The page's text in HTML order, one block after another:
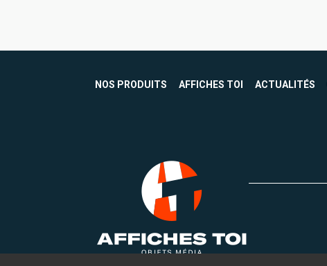
NOS PRODUITS AFFICHES TOI ACTUALITÉS